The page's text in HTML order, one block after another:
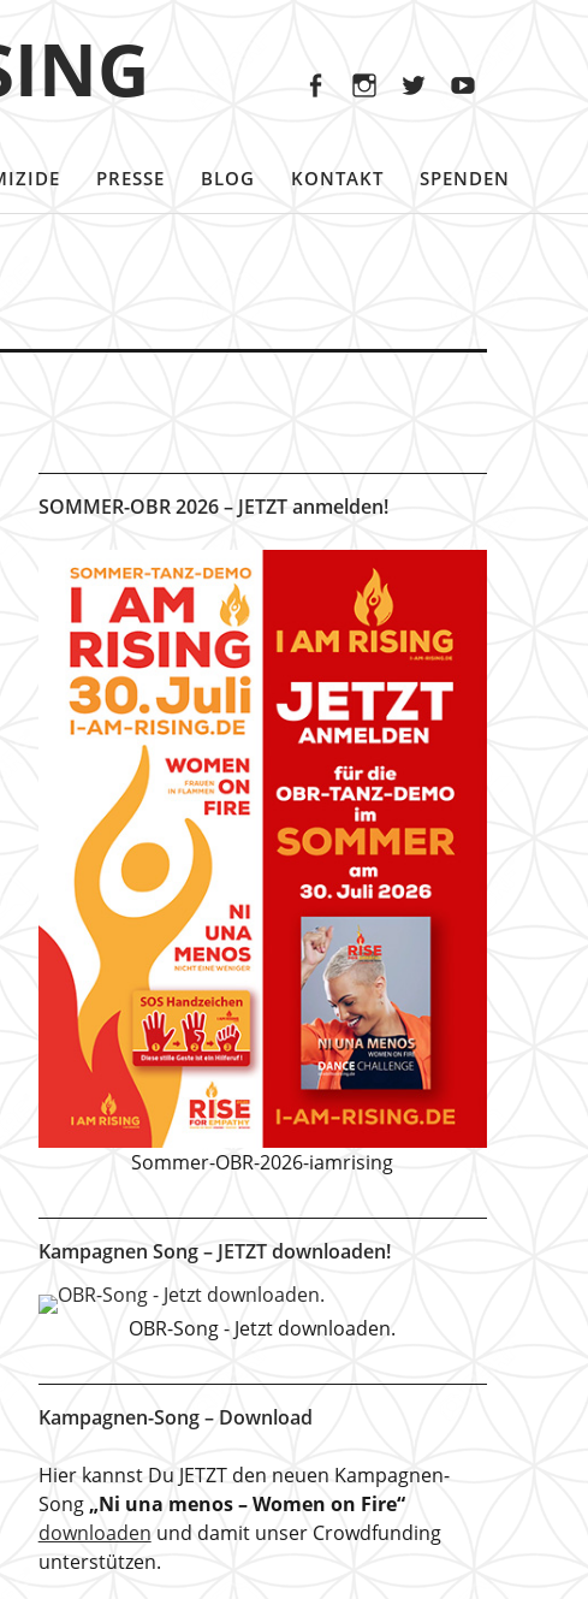
PRESSE BLOG KONTAKT SPENDEN
SOMMER-OBR 2026 – JETZT anmelden!
Sommer-OBR-2026-iamrising
Kampagnen Song – JETZT downloaden!
OBR-Song - Jetzt downloaden.
Kampagnen-Song – Download
Hier kannst Du JETZT den neuen Kampagnen-
Song„Ni una menos – Women on Fire“
downloaden und damit unser Crowdfunding
unterstützen.